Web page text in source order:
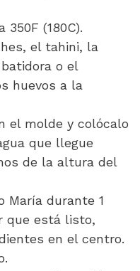
350F (180C).
el tahini, la
o el
huevos a la
el molde y colócalo
que llegue
de la altura del
María durante 1
que está listo,
en el centro.